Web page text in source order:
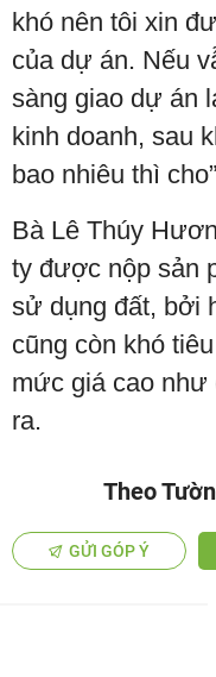
khó nên tôi xin
của dự án. Nếu
sàng giao dự án
kinh doanh, sau
bao nhiêu thì
Bà Lê Thúy
ty được nộp sản
sử dụng đất, bởi
cũng còn khó
mức giá cao
ra.
Theo
GỬI GÓP Ý